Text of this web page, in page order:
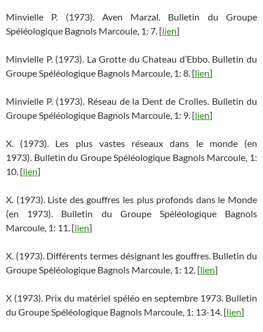
Minvielle P. (1973). Aven Marzal. Bulletin du Groupe
Spéléologique Bagnols Marcoule, 1: 7. [lien]
Minvielle P. (1973). La Grotte du Chateau d’Ebbo. Bulletin du
Groupe Spéléologique Bagnols Marcoule, 1: 8. [lien]
Minvielle P. (1973). Réseau de la Dent de Crolles. Bulletin du
Groupe Spéléologique Bagnols Marcoule, 1: 9. [lien]
X. (1973). Les plus vastes réseaux dans le monde (en
1973). Bulletin du Groupe Spéléologique Bagnols Marcoule, 1:
10. [lien]
X. (1973). Liste des gouffres les plus profonds dans le Monde
(en 1973). Bulletin du Groupe Spéléologique Bagnols
Marcoule, 1: 11. [lien]
X. (1973). Différents termes désignant les gouffres. Bulletin du
Groupe Spéléologique Bagnols Marcoule, 1: 12. [lien]
X (1973). Prix du matériel spéléo en septembre 1973. Bulletin
du Groupe Spéléologique Bagnols Marcoule, 1: 13-14. [lien]